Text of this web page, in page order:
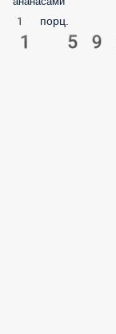
1 порц.
1